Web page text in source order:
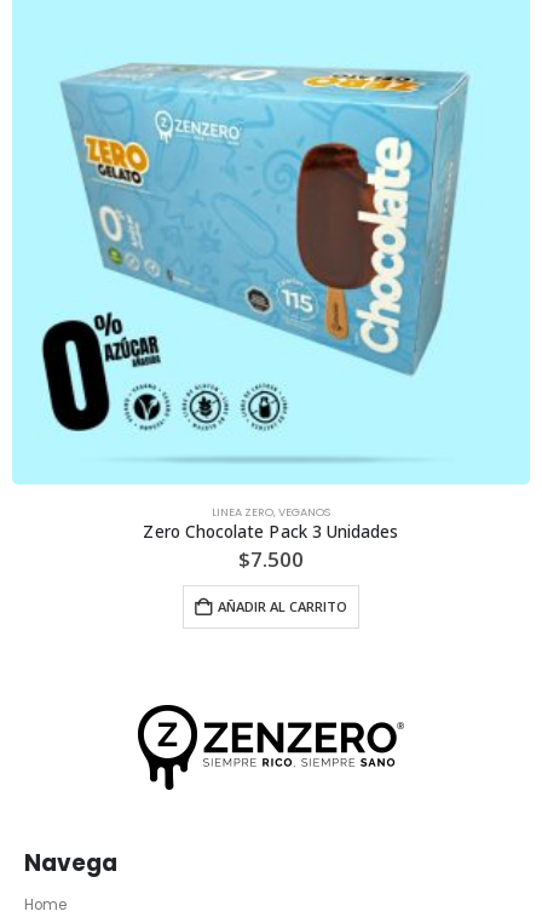
LINEA ZERO,VEGANOS
Zero Chocolate Pack 3 Unidades
$7.500
AÑADIR AL CARRITO
Navega
Home